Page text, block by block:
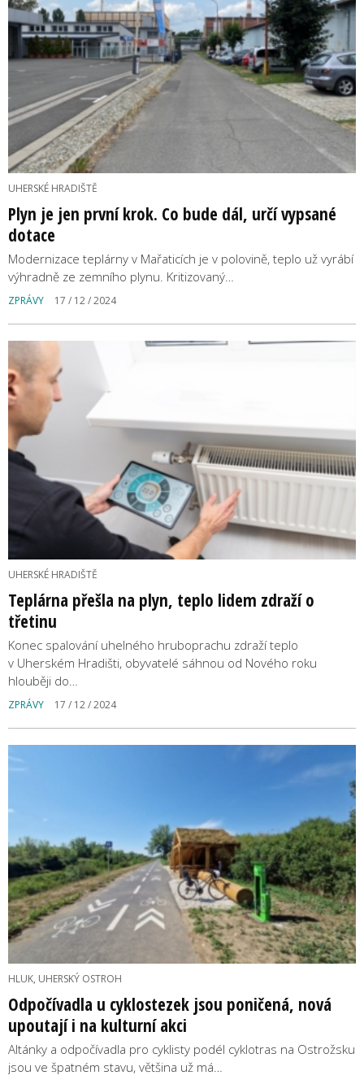
UHERSKÉ HRADIŠTĚ
Plyn je jen první krok. Co bude dál, určí vypsané
dotace
Modernizace teplárny v Mařaticích je v polovině, teplo už vyrábí
výhradně ze zemního plynu. Kritizovaný…
ZPRÁVY 17 / 12 / 2024
UHERSKÉ HRADIŠTĚ
Teplárna přešla na plyn, teplo lidem zdraží o
třetinu
Konec spalování uhelného hruboprachu zdraží teplo
v Uherském Hradišti, obyvatelé sáhnou od Nového roku
hlouběji do…
ZPRÁVY 17 / 12 / 2024
HLUK, UHERSKÝ OSTROH
Odpočívadla u cyklostezek jsou poničená, nová
upoutají i na kulturní akci
Altánky a odpočívadla pro cyklisty podél cyklotras na Ostrožsku
jsou ve špatném stavu, většina už má…